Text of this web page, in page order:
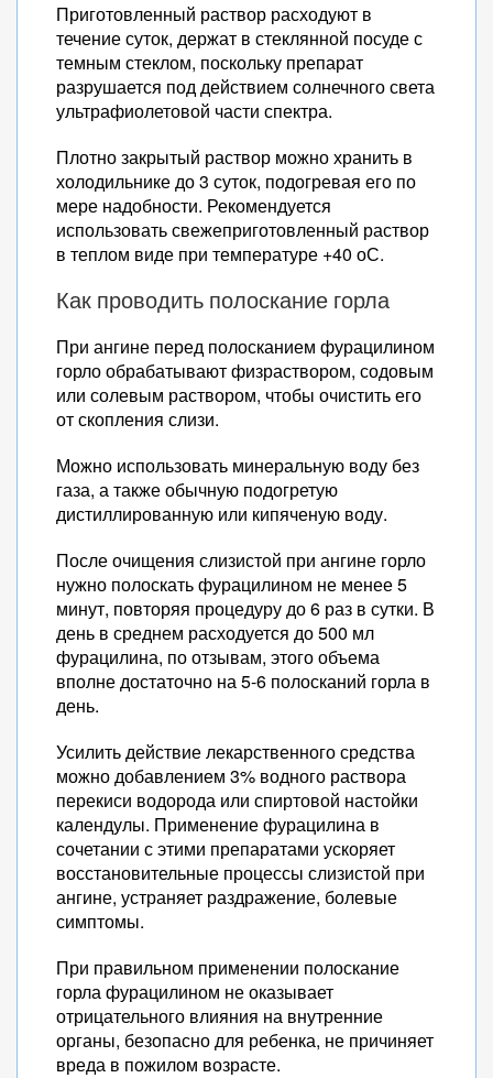
Приготовленный раствор расходуют в
течение суток, держат в стеклянной посуде с
темным стеклом, поскольку препарат
разрушается под действием солнечного света
ультрафиолетовой части спектра.
Плотно закрытый раствор можно хранить в
холодильнике до 3 суток, подогревая его по
мере надобности. Рекомендуется
использовать свежеприготовленный раствор
в теплом виде при температуре +40 оС.
Как проводить полоскание горла
При ангине перед полосканием фурацилином
горло обрабатывают физраствором, содовым
или солевым раствором, чтобы очистить его
от скопления слизи.
Можно использовать минеральную воду без
газа, а также обычную подогретую
дистиллированную или кипяченую воду.
После очищения слизистой при ангине горло
нужно полоскать фурацилином не менее 5
минут, повторяя процедуру до 6 раз в сутки. В
день в среднем расходуется до 500 мл
фурацилина, по отзывам, этого объема
вполне достаточно на 5-6 полосканий горла в
день.
Усилить действие лекарственного средства
можно добавлением 3% водного раствора
перекиси водорода или спиртовой настойки
календулы. Применение фурацилина в
сочетании с этими препаратами ускоряет
восстановительные процессы слизистой при
ангине, устраняет раздражение, болевые
симптомы.
При правильном применении полоскание
горла фурацилином не оказывает
отрицательного влияния на внутренние
органы, безопасно для ребенка, не причиняет
вреда в пожилом возрасте.